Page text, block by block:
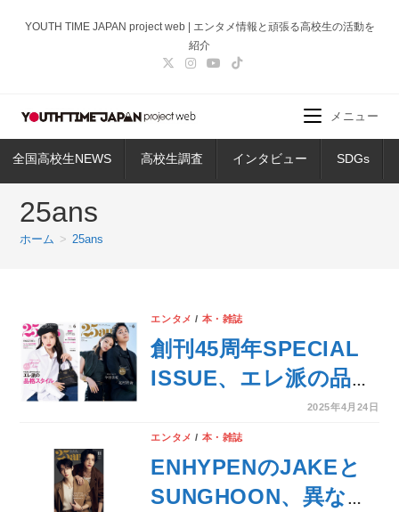
ス
ッ
YOUTH TIME JAPAN project web | エンタメ情報と頑張る高校生の活動を
紹介
全国高校生NEWS 高校生調査 インタビュー SDGs
メニュー
25ans
ホーム > 25ans
エンタメ / 本・雑誌
創刊45周年SPECIAL
ISSUE、エレ派の品格
スタイル『25ans』6
月号、まもなく発売！
2025年4月24日
エンタメ / 本・雑誌
ENHYPENのJAKEと
SUNGHOON、異なる